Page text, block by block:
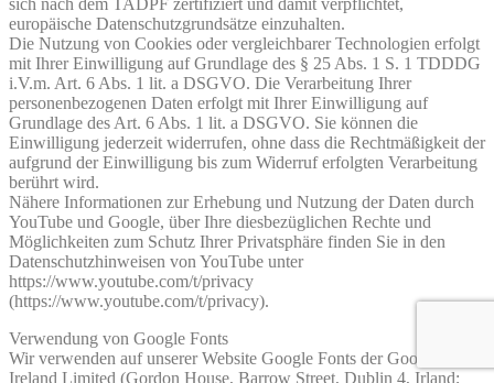
sich nach dem TADPF zertifiziert und damit verpflichtet,
europäische Datenschutzgrundsätze einzuhalten.
Die Nutzung von Cookies oder vergleichbarer Technologien erfolgt
mit Ihrer Einwilligung auf Grundlage des § 25 Abs. 1 S. 1 TDDDG
i.V.m. Art. 6 Abs. 1 lit. a DSGVO. Die Verarbeitung Ihrer
personenbezogenen Daten erfolgt mit Ihrer Einwilligung auf
Grundlage des Art. 6 Abs. 1 lit. a DSGVO. Sie können die
Einwilligung jederzeit widerrufen, ohne dass die Rechtmäßigkeit der
aufgrund der Einwilligung bis zum Widerruf erfolgten Verarbeitung
berührt wird.
Nähere Informationen zur Erhebung und Nutzung der Daten durch
YouTube und Google, über Ihre diesbezüglichen Rechte und
Möglichkeiten zum Schutz Ihrer Privatsphäre finden Sie in den
Datenschutzhinweisen von YouTube unter
https://www.youtube.com/t/privacy
(https://www.youtube.com/t/privacy).
Verwendung von Google Fonts
Wir verwenden auf unserer Website Google Fonts der Google
Ireland Limited (Gordon House, Barrow Street, Dublin 4, Irland;